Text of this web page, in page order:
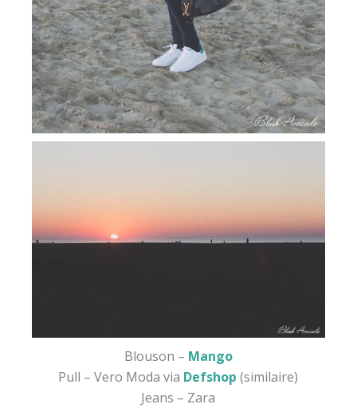
Blouson – Mango
Pull – Vero Moda via Defshop (similaire)
Jeans – Zara